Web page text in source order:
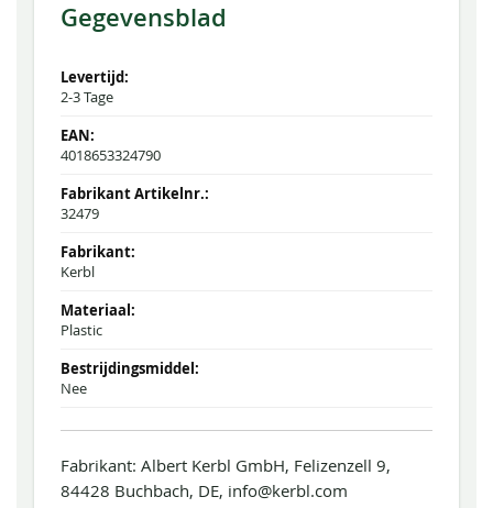
Gegevensblad
2-3 Tage
4018653324790
32479
Kerbl
Plastic
Nee
Fabrikant: Albert Kerbl GmbH, Felizenzell 9,
84428 Buchbach, DE, info@kerbl.com